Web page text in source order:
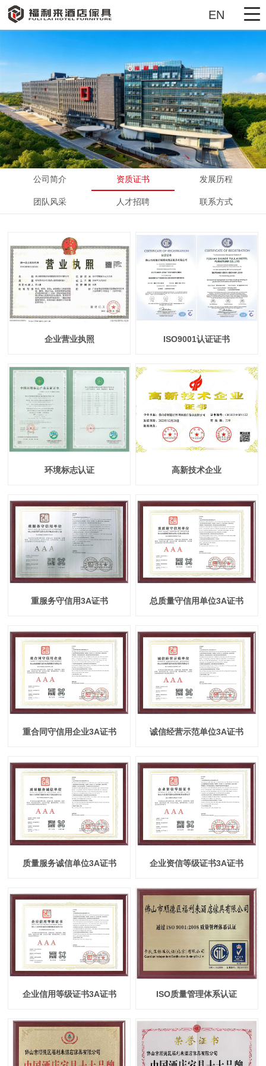
酒店活动家具
酒店固装家具
豪宅精装房家具
展示厅VR
工厂实景
新闻动态
关于我们
EN
公司简介 资质证书 发展历程
团队风采 人才招聘 联系方式
企业营业执照 ISO9001认证证书
环境标志认证 高新技术企业
重服务守信用3A证书 总质量守信用单位3A证书
重合同守信用企业3A证书 诚信经营示范单位3A证书
质量服务诚信单位3A证书 企业资信等级证书3A证书
企业信用等级证书3A证书 ISO质量管理体系认证